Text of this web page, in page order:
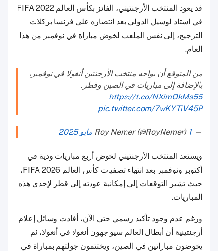
قد يعود المنتخب الأرجنتيني، الفائز بكأس العالم FIFA 2022
في استاد لوسيل الدولي بعد انتصاره على فرنسا بركلات
الترجيح، إلى نفس الملعب لخوض مباراة في نوفمبر من هذا
العام.
من المتوقع أن يواجه منتخب الأرجنتين أنغولا في نوفمبر،
بالإضافة إلى مباريات في الصين وقطر.
https://t.co/NXimOkMs55
pic.twitter.com/7wKYTlV45P
— Roy Nemer (@RoyNemer)1 مايو 2025
ويستعد المنتخب الأرجنتيني لخوض أربع مباريات ودية في
أكتوبر ونوفمبر بعد انتهاء تصفيات كأس العالم FIFA 2026،
حيث تشير التوقعات إلى إمكانية عودته إلى قطر لإحدى هذه
المباريات.
ورغم عدم وجود تأكيد رسمي حتى الآن، أفادت وسائل إعلام
أرجنتينية أن أبطال العالم سيواجهون أنغولا في أنغولا، ثم
يخوضون مباراتين في الصين، ويختتمون جولتهم بمباراة في